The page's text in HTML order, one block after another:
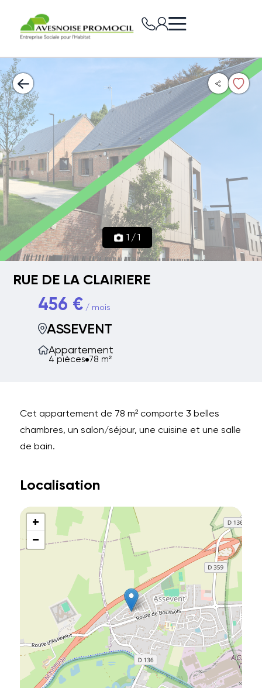
1 /1
RUE DE LA CLAIRIERE
456 €/ mois
ASSEVENT
Appartement
4 pièces 78 m²
Cet appartement de 78 m² comporte 3 belles
chambres, un salon/séjour, une cuisine et une salle
de bain.
Localisation
+
−